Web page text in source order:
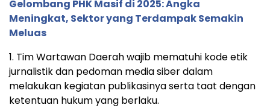
Gelombang PHK Masif di 2025: Angka
Meningkat, Sektor yang Terdampak Semakin
Meluas
1. Tim Wartawan Daerah wajib mematuhi kode etik
jurnalistik dan pedoman media siber dalam
melakukan kegiatan publikasinya serta taat dengan
ketentuan hukum yang berlaku.